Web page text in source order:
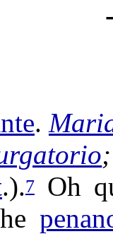
.
.).7Oh